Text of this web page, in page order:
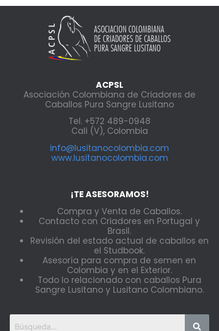
ACPSL
Asociación Colombiana de Criadores de
Caballos Pura Sangre Lusitano
Tel. +572 489-0948
Cali (V), Colombia
info@lusitanocolombia.com
www.lusitanocolombia.com
¡TE ASESORAMOS!
Compra y Venta de Caballos.
Contacto con Criadores en Portugal y
Brasil.
Revisión del estado actual de caballos en
el Studbook.
Asesoría para compra de semen en
Colombia y en el Exterior.
Todo lo relacionado con caballos Pura
Sangre Lusitano y Lusitano Colombiano.